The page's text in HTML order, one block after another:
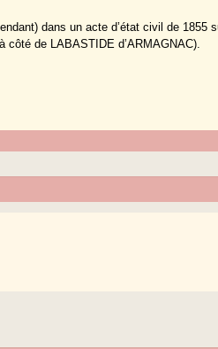
dans un acte d’état civil de 1855
côté de LABASTIDE d’ARMAGNAC).